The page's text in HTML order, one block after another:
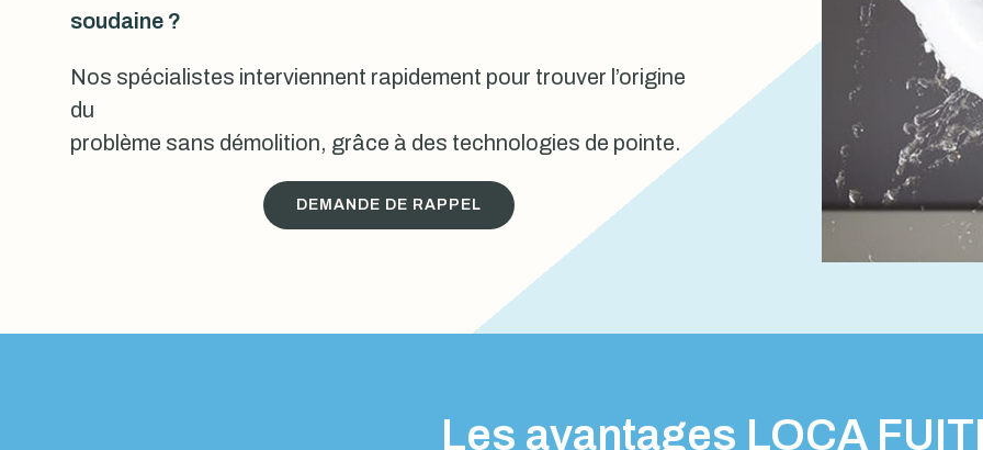
soudaine ?
Nos spécialistes interviennent rapidement pour trouver l’origine
du
problème sans démolition, grâce à des technologies de pointe.
DEMANDE DE RAPPEL
Les avantages LOCA